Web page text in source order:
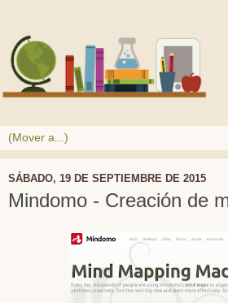
SÁBADO, 19 DE SEPTIEMBRE DE 2015
Mindomo - Creación de